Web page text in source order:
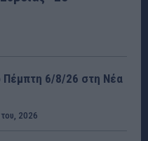
Πέμπτη 6/8/26 στη Νέα
2026